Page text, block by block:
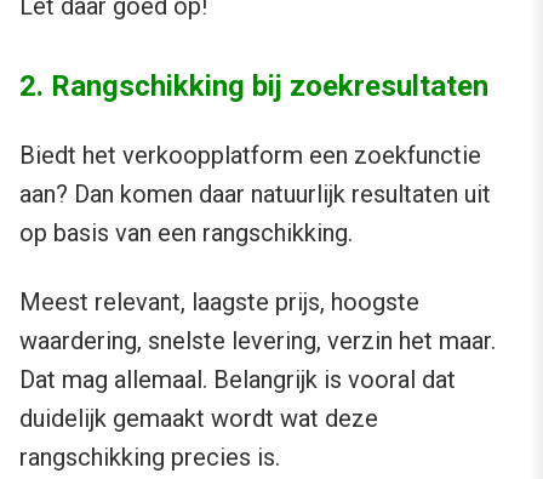
Let daar goed op!
2. Rangschikking bij zoekresultaten
Biedt het verkoopplatform een zoekfunctie
aan? Dan komen daar natuurlijk resultaten uit
op basis van een rangschikking.
Meest relevant, laagste prijs, hoogste
waardering, snelste levering, verzin het maar.
Dat mag allemaal. Belangrijk is vooral dat
duidelijk gemaakt wordt wat deze
rangschikking precies is.